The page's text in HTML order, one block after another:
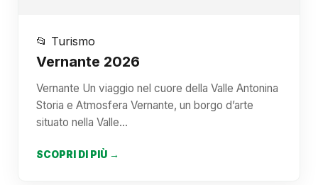
📂 Turismo
Vernante 2026
Vernante Un viaggio nel cuore della Valle Antonina
Storia e Atmosfera Vernante, un borgo d’arte
situato nella Valle…
SCOPRI DI PIÙ →